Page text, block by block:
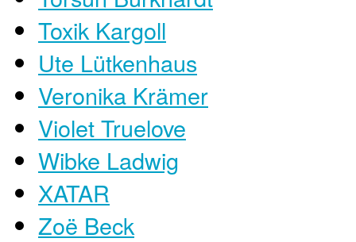
Toxik Kargoll
Ute Lütkenhaus
Veronika Krämer
Violet Truelove
Wibke Ladwig
XATAR
Zoë Beck